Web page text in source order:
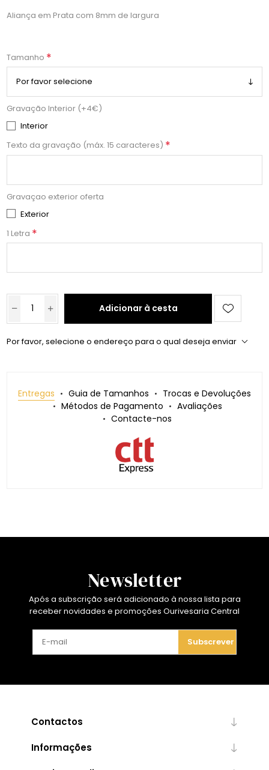
Aliança em Prata com 8mm de largura
Tamanho *
Gravação Interior (+4€)
Interior
Texto da gravação (máx. 15 caracteres) *
Gravaçao exterior oferta
Exterior
1 Letra *
Adicionar à cesta
Por favor, selecione o endereço para o qual deseja enviar
Entregas Guia de Tamanhos
Trocas e Devoluções
Métodos de Pagamento
Avaliações
Contacte-nos
Newsletter
Após a subscrição será adicionado à nossa lista para
receber novidades e promoções Ourivesaria Central
Subscrever
Contactos
Informações